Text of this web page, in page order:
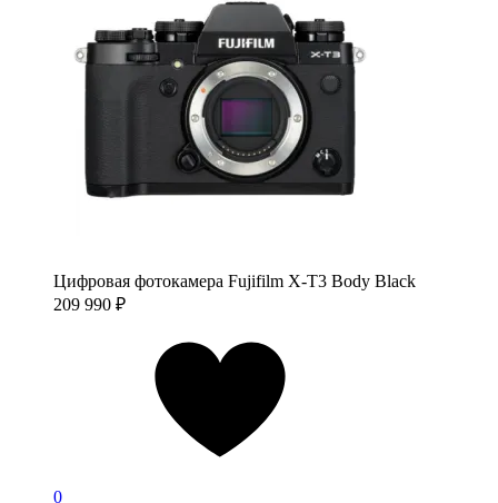
Цифровая фотокамера Fujifilm X-T3 Body Black
209 990 ₽
0